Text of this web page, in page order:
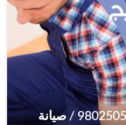
فني تصليح غسالات الضجيج / 98025055 / صيانة